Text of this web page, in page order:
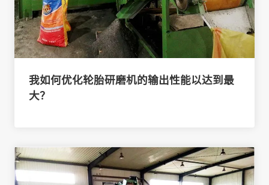
我如何优化轮胎研磨机的输出性能以达到最
大？